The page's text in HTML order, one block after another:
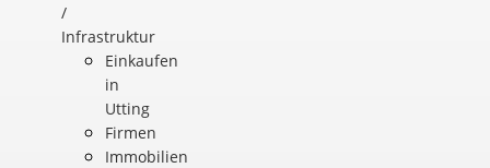
/
Infrastruktur
Einkaufen
in
Utting
Firmen
Immobilien